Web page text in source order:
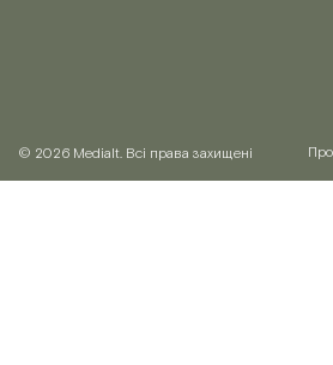
© 2026 Medialt. Всі права захищені